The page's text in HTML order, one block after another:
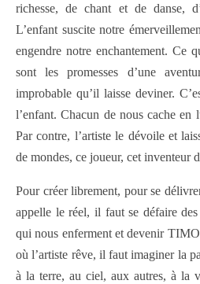
richesse, de chant et de danse,
L’enfant suscite notre
engendre notre enchantement. Ce
sont les promesses d’une
improbable qu’il laisse deviner.
l’enfant. Chacun de nous cache
Par contre, l’artiste le dévoile et
de mondes, ce joueur, cet inventeur
Pour créer librement, pour se
appelle le réel, il faut se défaire
qui nous enferment et devenir
où l’artiste rêve, il faut imaginer la
à la terre, au ciel, aux autres, à la